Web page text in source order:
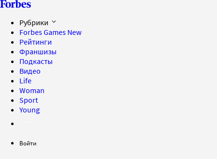
Рубрики
Forbes Games New
Рейтинги
Франшизы
Подкасты
Видео
Life
Woman
Sport
Young
Войти